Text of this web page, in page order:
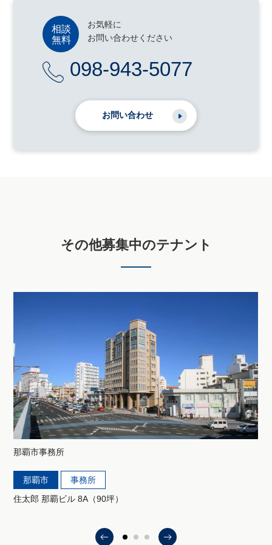
お気軽に
お問い合わせください
098-943-5077
お問い合わせ
その他募集中のテナント
那覇市事務所
那覇市
事務所
住太郎 那覇ビル 8A（90坪）